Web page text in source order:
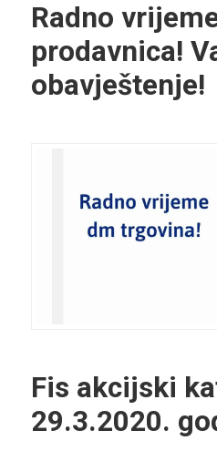
Radno
prodavnica!
obavještenje!
Fis akcijski
29.3.2020.